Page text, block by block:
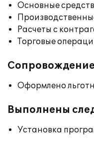
Основные
Расчеты с
Торговые
Оформлено
Выполнены
Установка